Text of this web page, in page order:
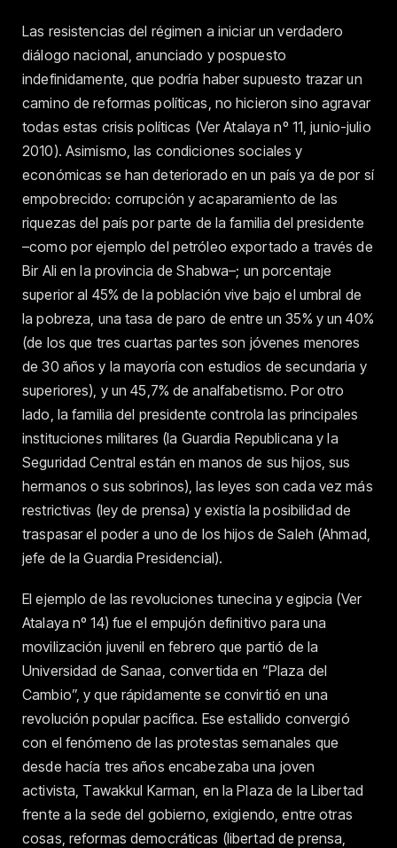
Las resistencias del régimen a iniciar un verdadero
diálogo nacional, anunciado y pospuesto
indefinidamente, que podría haber supuesto trazar un
camino de reformas políticas, no hicieron sino agravar
todas estas crisis políticas (Ver Atalaya nº 11, junio-julio
2010). Asimismo, las condiciones sociales y
económicas se han deteriorado en un país ya de por sí
empobrecido: corrupción y acaparamiento de las
riquezas del país por parte de la familia del presidente
–como por ejemplo del petróleo exportado a través de
Bir Ali en la provincia de Shabwa–; un porcentaje
superior al 45% de la población vive bajo el umbral de
la pobreza, una tasa de paro de entre un 35% y un 40%
(de los que tres cuartas partes son jóvenes menores
de 30 años y la mayoría con estudios de secundaria y
superiores), y un 45,7% de analfabetismo. Por otro
lado, la familia del presidente controla las principales
instituciones militares (la Guardia Republicana y la
Seguridad Central están en manos de sus hijos, sus
hermanos o sus sobrinos), las leyes son cada vez más
restrictivas (ley de prensa) y existía la posibilidad de
traspasar el poder a uno de los hijos de Saleh (Ahmad,
jefe de la Guardia Presidencial).
El ejemplo de las revoluciones tunecina y egipcia (Ver
Atalaya nº 14) fue el empujón definitivo para una
movilización juvenil en febrero que partió de la
Universidad de Sanaa, convertida en “Plaza del
Cambio”, y que rápidamente se convirtió en una
revolución popular pacífica. Ese estallido convergió
con el fenómeno de las protestas semanales que
desde hacía tres años encabezaba una joven
activista, Tawakkul Karman, en la Plaza de la Libertad
frente a la sede del gobierno, exigiendo, entre otras
cosas, reformas democráticas (libertad de prensa,